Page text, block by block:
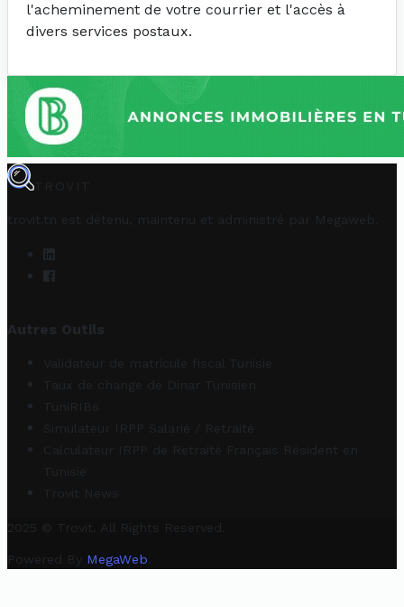
l'acheminement de votre courrier et l'accès à
divers services postaux.
TROVIT
trovit.tn est détenu, maintenu et administré par Megaweb
Autres Outils
Validateur de matricule fiscal Tunisie
Taux de change de Dinar Tunisien
TuniRIBs
Simulateur IRPP Salarié / Retraité
Calculateur IRPP de Retraité Français Résident en
Tunisie
Trovit News
2025 © Trovit. All Rights Reserved.
Powered By MegaWeb